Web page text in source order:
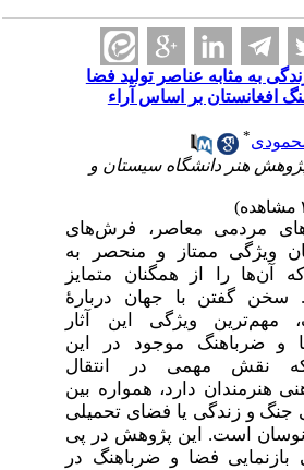
به مثابه عناصر تولید فضا
بر اساس آراء
*
هنر دانشگاه سیستان و
مردمی معاصر، فرش‌های
ویژگی ممتاز و منحصر به
آن‌ها را از همگنان متمایز
سخن گفتن با جهان دربارۀ
ویژگی‌ این آثار
و ضرباهنگ موجود در این
که نقش مهمی در انتقال
هنرمندان دارد، همواره بین
و زندگی یا فضای تحمیلی
است. این پژوهش در پی
بازنمایی فضا و ضرباهنگ در